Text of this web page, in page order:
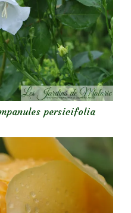
persicifolia